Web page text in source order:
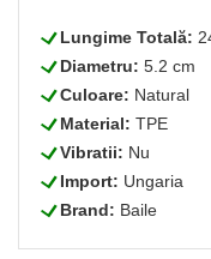
LLungime Totală:
LDiametru: 5.2 cm
LCuloare: Natural
LMaterial: TPE
LVibratii: Nu
LImport: Ungaria
LBrand: Baile